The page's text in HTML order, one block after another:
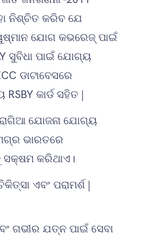
ନିଶ୍ଚିତ କରିବ ଯେ
ଯୋଗ କଭରେଜ୍ ପାଇଁ
ସୁବିଧା ପାଇଁ ଯୋଗ୍ୟ
ଡାଟାବେସରେ
କାର୍ଡ ସହିତ |
ଯୋଜନା ଯୋଗ୍ୟ
ଭାରତରେ
ସକ୍ଷମ କରିଥାଏ।
ଏବଂ ପରାମର୍ଶ |
ଗଭୀର ଯତ୍ନ ପାଇଁ ସେବା